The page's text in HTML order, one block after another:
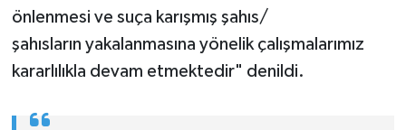
önlenmesi ve suça karışmış şahıs/
şahısların yakalanmasına yönelik çalışmalarımız
kararlılıkla devam etmektedir" denildi.